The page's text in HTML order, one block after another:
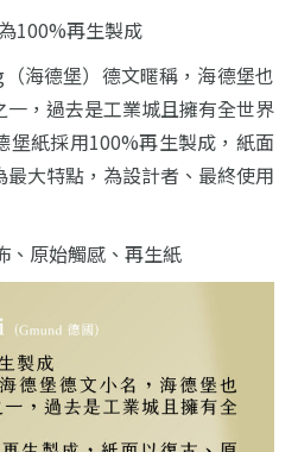
100%再生製成
海德堡）德文暱稱，海德堡也
一，過去是工業城且擁有全世界
堡紙採用100%再生製成，紙面
大特點，為設計者、最終使用
原始觸感、再生紙